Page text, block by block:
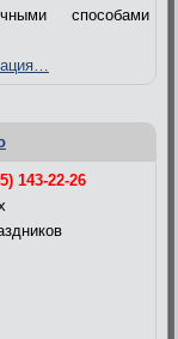
способами
143-22-26